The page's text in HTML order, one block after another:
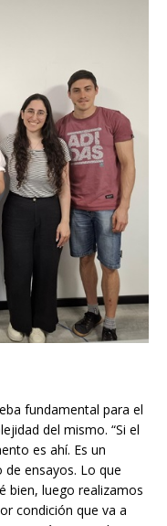
fundamental para el
del mismo. “Si el
es ahí. Es un
ensayos. Lo que
bien, luego realizamos
condición que va a